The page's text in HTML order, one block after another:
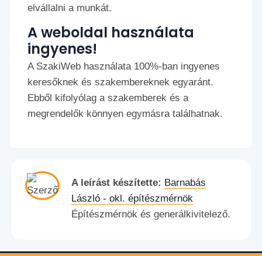
elvállalni a munkát.
A weboldal használata
ingyenes!
A SzakiWeb használata 100%-ban ingyenes
keresőknek és szakembereknek egyaránt.
Ebből kifolyólag a szakemberek és a
megrendelők könnyen egymásra találhatnak.
A leírást készítette: Barnabás
László - okl. építészmérnök
Építészmérnök és generálkivitelező.